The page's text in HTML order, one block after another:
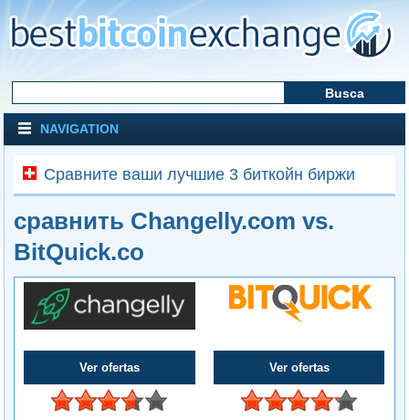
NAVIGATION
Сравните ваши лучшие 3 биткойн биржи
сравнить Changelly.com vs.
BitQuick.co
Ver ofertas Ver ofertas